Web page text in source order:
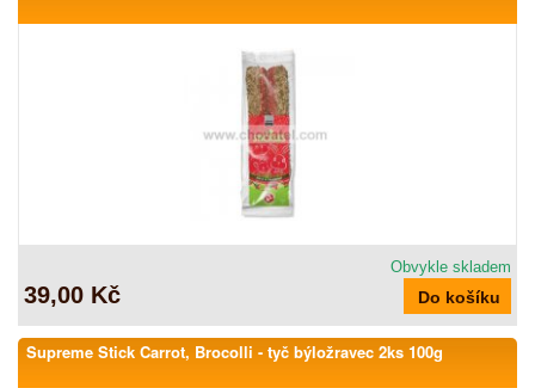
Obvykle skladem
39,00 Kč
Supreme Stick Carrot, Brocolli - tyč býložravec 2ks 100g